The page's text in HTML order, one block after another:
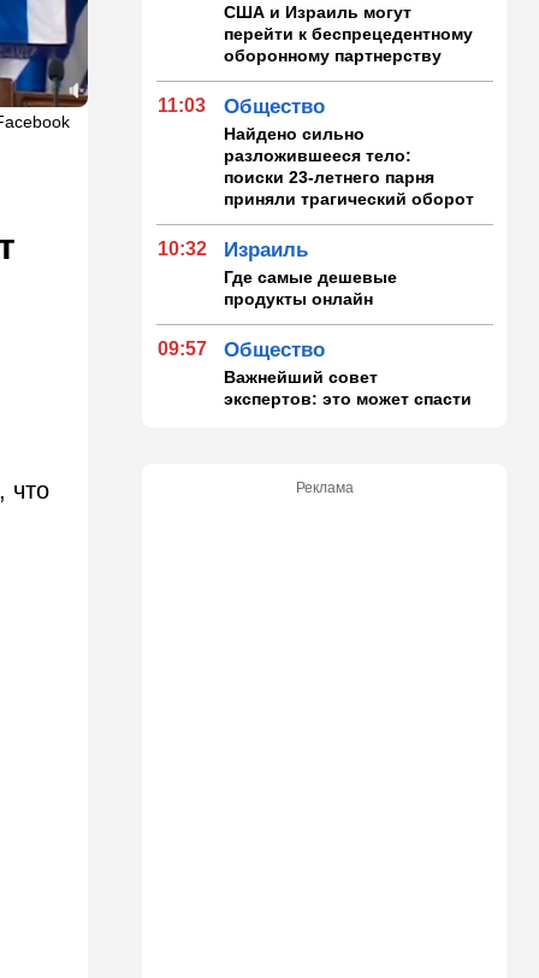
что
США и Израиль могут
перейти к беспрецедентному
оборонному партнерству
11:03 Общество
Найдено сильно
разложившееся тело:
поиски 23-летнего парня
приняли трагический оборот
10:32 Израиль
Где самые дешевые
продукты онлайн
09:57 Общество
Важнейший совет
экспертов: это может спасти
Реклама